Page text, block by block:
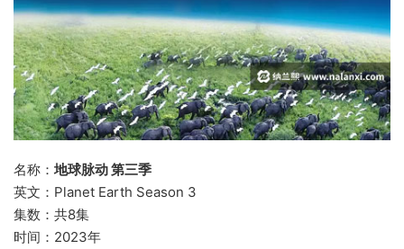
名称： 地球脉动 第三季
英文：Planet Earth Season 3
集数：共8集
时间：2023年